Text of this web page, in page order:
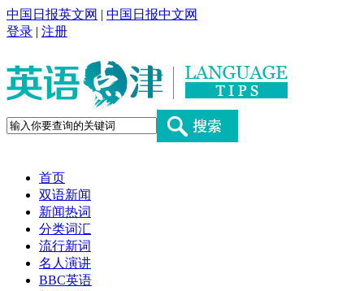
中国日报英文网 | 中国日报中文网
登录 | 注册
首页
双语新闻
新闻热词
分类词汇
流行新词
名人演讲
BBC英语